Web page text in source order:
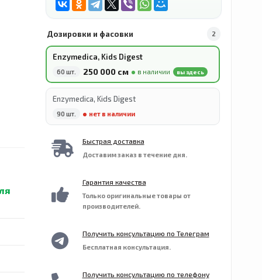
Дозировки и фасовки 2
Enzymedica, Kids Digest
60 шт. 250 000 сӯм в наличии вы здесь
Enzymedica, Kids Digest
90 шт. нет в наличии
Быстрая доставка
Доставим заказ в течение дня.
Гарантия качества
Только оригинальные товары от
производителей.
Получить консультацию по Телеграм
Бесплатная консультация.
Получить консультацию по телефону